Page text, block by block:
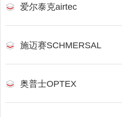
爱尔泰克airtec
施迈赛SCHMERSAL
奥普士OPTEX